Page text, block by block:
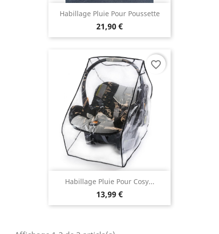
Habillage Pluie Pour Poussette
21,90 €
Habillage Pluie Pour Cosy...
13,99 €
favorite_border